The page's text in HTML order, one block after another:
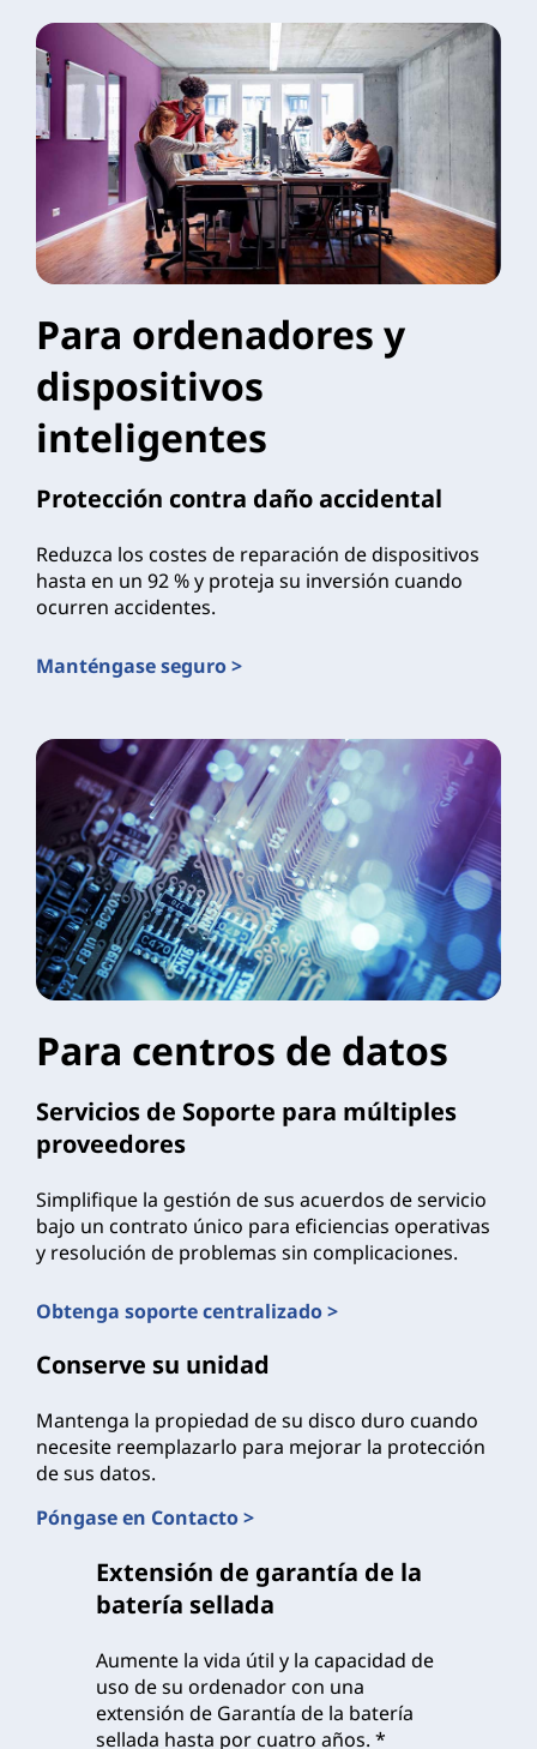
Para ordenadores y
dispositivos
inteligentes
Protección contra daño accidental
Reduzca los costes de reparación de dispositivos
hasta en un 92 % y proteja su inversión cuando
ocurren accidentes.
Manténgase seguro >
Para centros de datos
Servicios de Soporte para múltiples
proveedores
Simplifique la gestión de sus acuerdos de servicio
bajo un contrato único para eficiencias operativas
y resolución de problemas sin complicaciones.
Obtenga soporte centralizado >
Conserve su unidad
Mantenga la propiedad de su disco duro cuando
necesite reemplazarlo para mejorar la protección
de sus datos.
Póngase en Contacto >
Extensión de garantía de la
batería sellada
Aumente la vida útil y la capacidad de
uso de su ordenador con una
extensión de Garantía de la batería
sellada hasta por cuatro años. *